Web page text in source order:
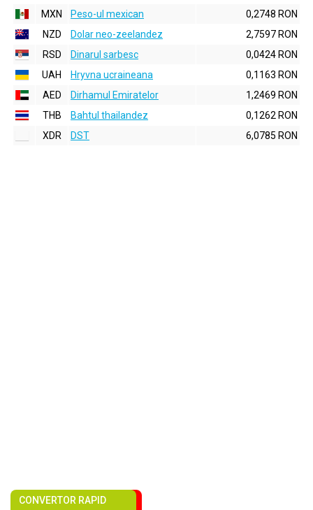
MXN
Peso-ul mexican
0,2748 RON
NZD
Dolar neo-zeelandez
2,7597 RON
RSD
Dinarul sarbesc
0,0424 RON
UAH
Hryvna ucraineana
0,1163 RON
AED
Dirhamul Emiratelor
1,2469 RON
THB
Bahtul thailandez
0,1262 RON
XDR
DST 6,0785 RON
CONVERTOR RAPID